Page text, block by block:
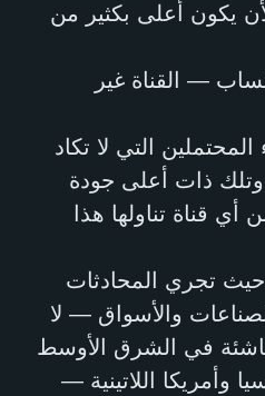
يكون أعلى بكثير من
— القناة غير
التي لا تكاد
ذات أعلى جودة
قناة تناولها هذا
تجري المحادثات
والأسواق — لا
في الشرق الأوسط
وأمريكا اللاتينية —